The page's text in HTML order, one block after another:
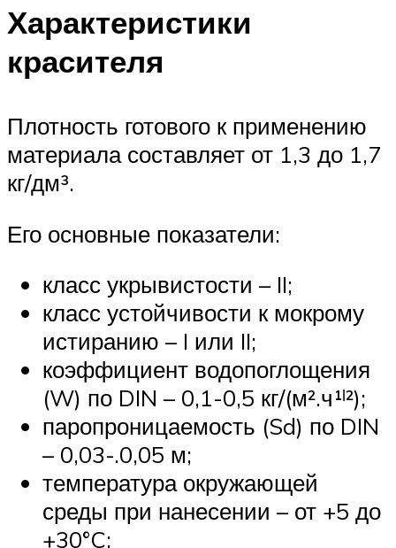
Характеристики
красителя
Плотность готового к применению
материала составляет от 1,3 до 1,7
кг/дм³.
Его основные показатели:
класс укрывистости – II;
класс устойчивости к мокрому
истиранию – I или II;
коэффициент водопоглощения
(W) по DIN – 0,1-0,5 кг/(м².ч¹ˡ²);
паропроницаемость (Sd) по DIN
– 0,03-.0,05 м;
температура окружающей
среды при нанесении – от +5 до
+30°C;